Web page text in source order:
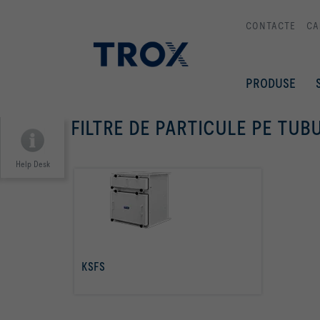
CONTACTE
PRODUSE
Help Desk
FILTRE DE PARTICULE PE
KSFS